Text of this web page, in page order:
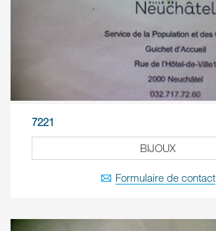
7221
BIJOUX
Formulaire de contact